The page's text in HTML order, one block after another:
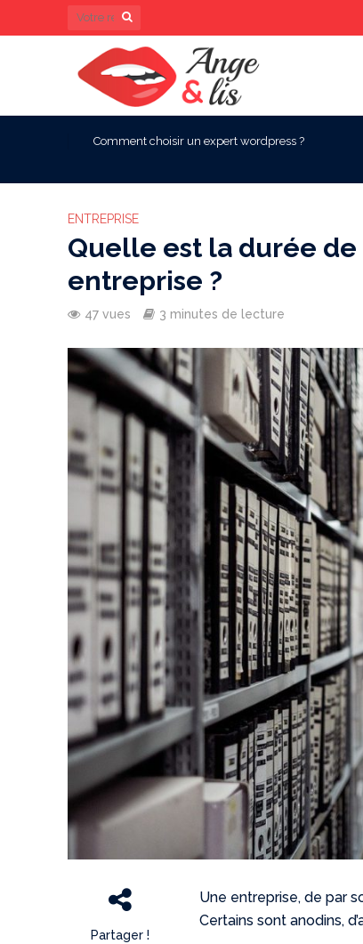
Comment choisir un expert wordpress ?
ENTREPRISE
Quelle est la durée
entreprise ?
47 vues 3 minutes de lecture
Partager !
Une entreprise, de par
Certains sont anodins,